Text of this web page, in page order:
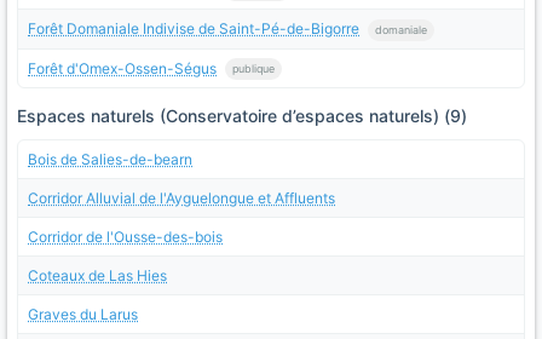
Forêt Domaniale Indivise de Saint-Pé-de-Bigorre domaniale
Forêt d'Omex-Ossen-Ségus publique
Espaces naturels (Conservatoire d’espaces naturels) (9)
Bois de Salies-de-bearn
Corridor Alluvial de l'Ayguelongue et Affluents
Corridor de l'Ousse-des-bois
Coteaux de Las Hies
Graves du Larus